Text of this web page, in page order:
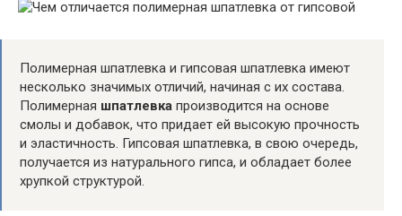
Полимерная шпатлевка и гипсовая шпатлевка имеют
несколько значимых отличий, начиная с их состава.
Полимерная шпатлевка производится на основе
смолы и добавок, что придает ей высокую прочность
и эластичность. Гипсовая шпатлевка, в свою очередь,
получается из натурального гипса, и обладает более
хрупкой структурой.